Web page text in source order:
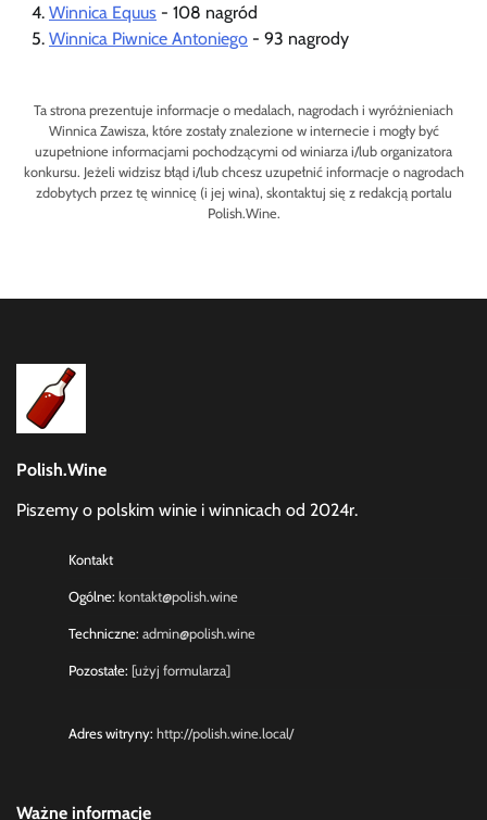
Winnica Equus - 108 nagród
Winnica Piwnice Antoniego - 93 nagrody
Ta strona prezentuje informacje o medalach, nagrodach i wyróżnieniach
Winnica Zawisza, które zostały znalezione w internecie i mogły być
uzupełnione informacjami pochodzącymi od winiarza i/lub organizatora
konkursu. Jeżeli widzisz błąd i/lub chcesz uzupełnić informacje o nagrodach
zdobytych przez tę winnicę (i jej wina), skontaktuj się z redakcją portalu
Polish.Wine.
Polish.Wine
Piszemy o polskim winie i winnicach od 2024r.
Kontakt
Ogólne: kontakt@polish.wine
Techniczne: admin@polish.wine
Pozostałe: [użyj formularza]
Adres witryny: http://polish.wine.local/
Ważne informacje